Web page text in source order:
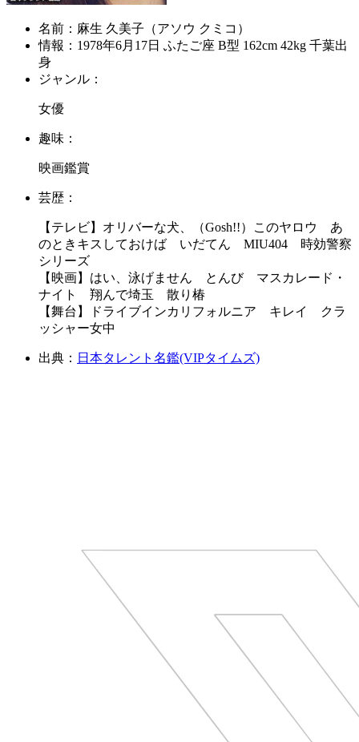
名前： 麻生 久美子（アソウ クミコ）
情報： 1978年6月17日 ふたご座 B型 162cm 42kg 千葉出
身
ジャンル：
女優
趣味：
映画鑑賞
芸歴：
【テレビ】オリバーな犬、（Gosh!!）このヤロウ あ
のときキスしておけば いだてん MIU404 時効警察
シリーズ
【映画】はい、泳げません とんび マスカレード・
ナイト 翔んで埼玉 散り椿
【舞台】ドライブインカリフォルニア キレイ クラ
ッシャー女中
出典： 日本タレント名鑑(VIPタイムズ)